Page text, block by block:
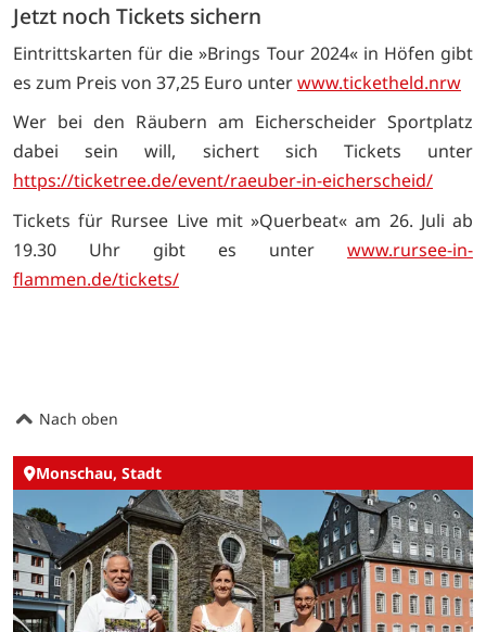
Jetzt noch Tickets sichern
Eintrittskarten für die »Brings Tour 2024« in Höfen gibt
es zum Preis von 37,25 Euro unterwww.ticketheld.nrw
Wer bei den Räubern am Eicherscheider Sportplatz
dabei sein will, sichert sich Tickets unter
https://ticketree.de/event/raeuber-in-eicherscheid/
Tickets für Rursee Live mit »Querbeat« am 26. Juli ab
19.30 Uhr gibt es unter www.rursee-in-
flammen.de/tickets/
Nach oben
Monschau, Stadt